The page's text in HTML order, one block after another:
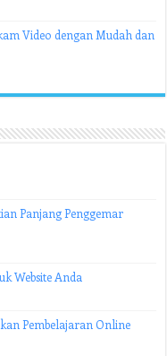
Video dengan Mudah dan
Panjang Penggemar
Website Anda
Pembelajaran Online